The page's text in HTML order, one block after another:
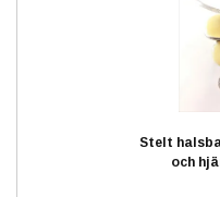
Stelt
och